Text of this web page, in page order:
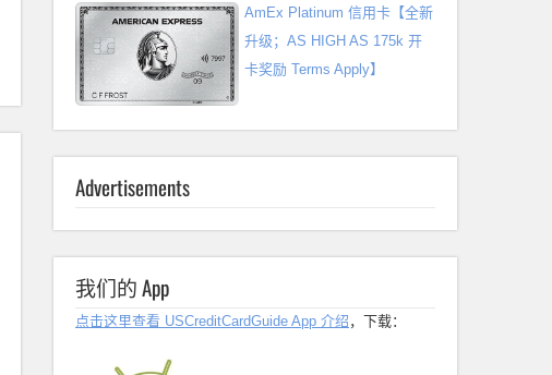
AmEx Platinum 信用卡【全新
升级；AS HIGH AS 175k 开
卡奖励 Terms Apply】
Advertisements
我们的 App
点击这里查看 USCreditCardGuide App 介绍 ，下载：